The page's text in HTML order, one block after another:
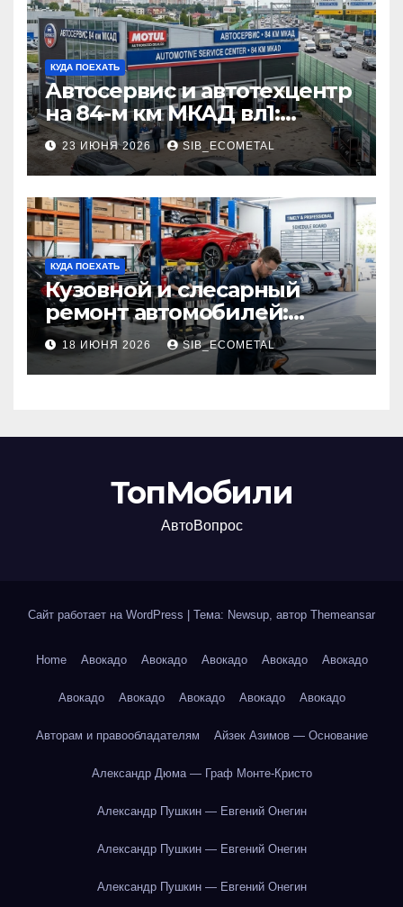
КУДА ПОЕХАТЬ
Автосервис и автотехцентр
на 84-м км МКАД вл1:
описание услуг и режим
работы
23 ИЮНЯ 2026 SIB_ECOMETAL
КУДА ПОЕХАТЬ
Кузовной и слесарный
ремонт автомобилей:
наличие оригинальных
запчастей производителя
и сроки выполнения работ
18 ИЮНЯ 2026 SIB_ECOMETAL
ТопМобили
АвтоВопрос
Сайт работает на WordPress Тема: Newsup, автор Themeansar
Home Авокадо Авокадо Авокадо Авокадо Авокадо
Авокадо Авокадо Авокадо Авокадо Авокадо
Авторам и правообладателям Айзек Азимов — Основание
Александр Дюма — Граф Монте-Кристо
Александр Пушкин — Евгений Онегин
Александр Пушкин — Евгений Онегин
Александр Пушкин — Евгений Онегин